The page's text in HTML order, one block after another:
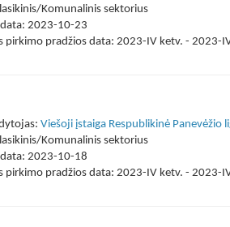
Komunalinis sektorius
2023-10-23
pirkimo pradžios data: 2023-IV ketv. - 2023-
Viešoji įstaiga Respublikinė Panevėžio
Komunalinis sektorius
2023-10-18
pirkimo pradžios data: 2023-IV ketv. - 2023-